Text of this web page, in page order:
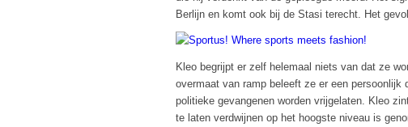
Berlijn en komt ook bij de Stasi terecht. Het
Kleo begrijpt er zelf helemaal niets van dat ze
overmaat van ramp beleeft ze er een
politieke gevangenen worden vrijgelaten. Kleo
te laten verdwijnen op het hoogste niveau is